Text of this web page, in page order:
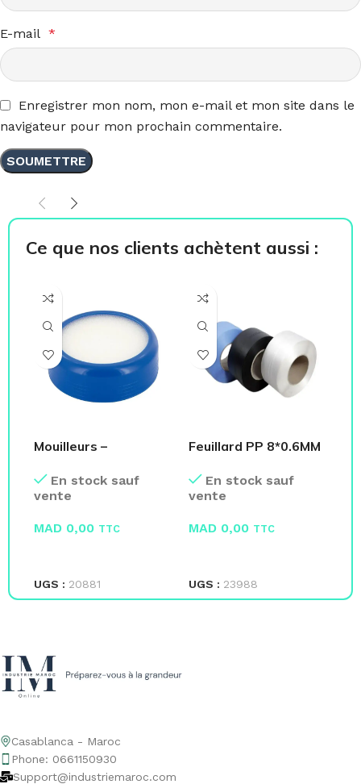
E-mail *
Enregistrer mon nom, mon e-mail et mon site dans le
navigateur pour mon prochain commentaire.
Ce que nos clients achètent aussi :
Mouilleurs –
En stock sauf
vente
MAD 0,00 TTC
UGS : 20881
Feuillard PP 8*0.6MM
En stock sauf
vente
MAD 0,00 TTC
UGS : 23988
Casablanca - Maroc
Phone: 0661150930
Support@industriemaroc.com